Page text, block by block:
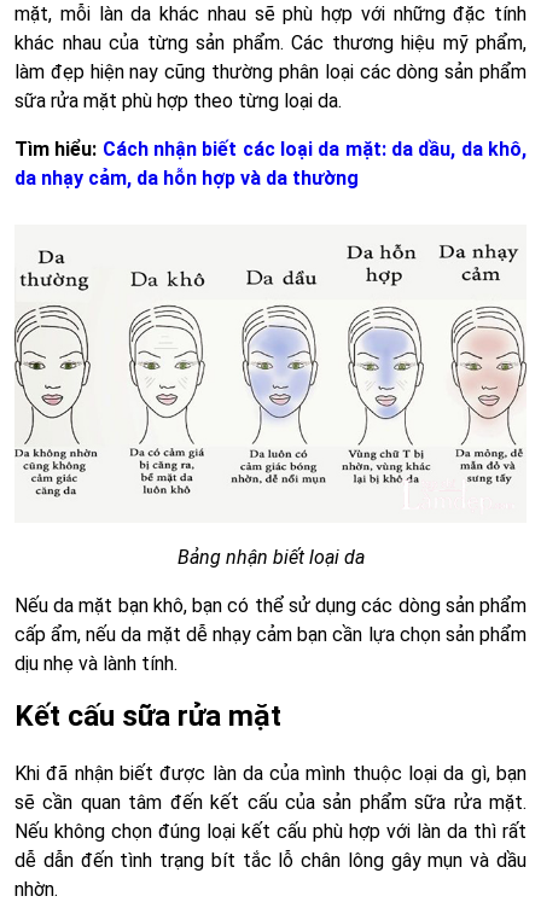
mặt, mỗi làn da khác nhau sẽ phù hợp với những đặc tính
khác nhau của từng sản phẩm. Các thương hiệu mỹ phẩm,
làm đẹp hiện nay cũng thường phân loại các dòng sản phẩm
sữa rửa mặt phù hợp theo từng loại da.
Tìm hiểu: Cách nhận biết các loại da mặt: da dầu, da khô,
da nhạy cảm, da hỗn hợp và da thường
Bảng nhận biết loại da
Nếu da mặt bạn khô, bạn có thể sử dụng các dòng sản phẩm
cấp ẩm, nếu da mặt dễ nhạy cảm bạn cần lựa chọn sản phẩm
dịu nhẹ và lành tính.
Kết cấu sữa rửa mặt
Khi đã nhận biết được làn da của mình thuộc loại da gì, bạn
sẽ cần quan tâm đến kết cấu của sản phẩm sữa rửa mặt.
Nếu không chọn đúng loại kết cấu phù hợp với làn da thì rất
dễ dẫn đến tình trạng bít tắc lỗ chân lông gây mụn và dầu
nhờn.